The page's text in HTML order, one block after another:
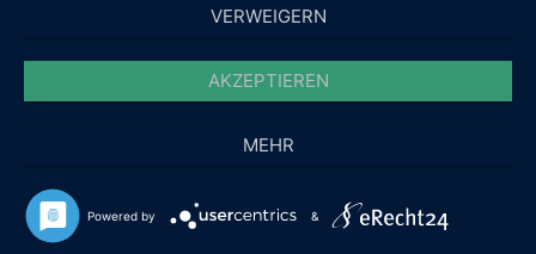
VERWEIGERN
AKZEPTIEREN
MEHR
Powered by &